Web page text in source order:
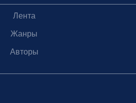
Лента
Жанры
Авторы